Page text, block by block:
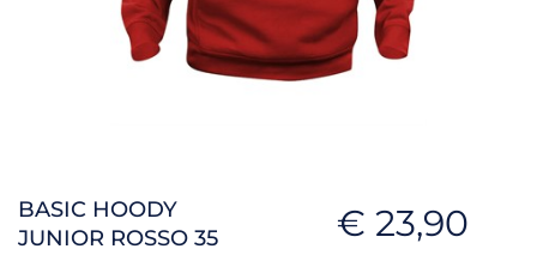
BASIC HOODY
JUNIOR ROSSO 35
€ 23,90